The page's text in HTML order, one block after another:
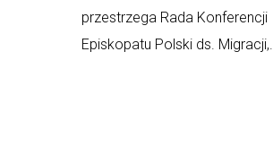
przestrzega Rada Konferencji
Episkopatu Polski ds. Migracji,...